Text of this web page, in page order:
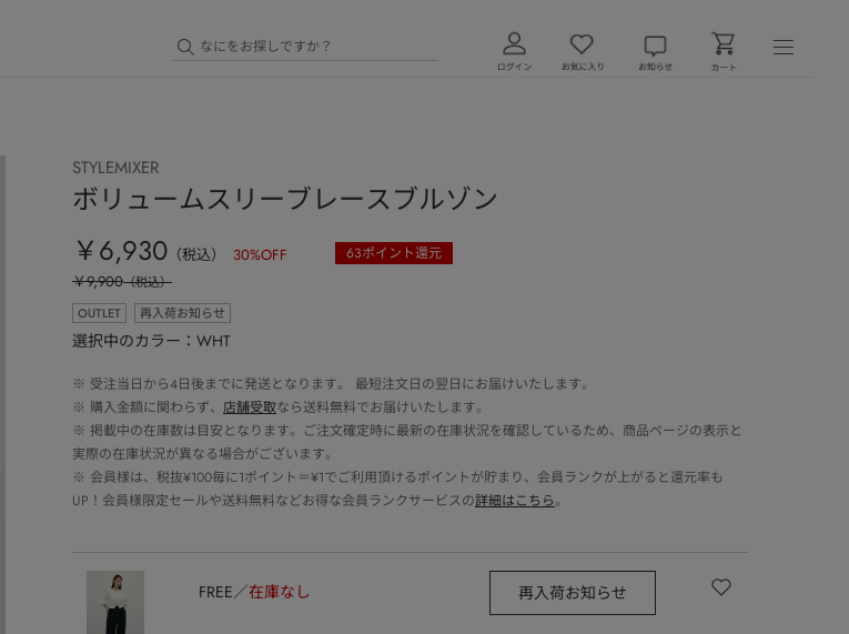
STYLEMIXER
ボリュームスリーブレースブルゾン
￥6,930 （税込） 30%OFF 63ポイント還元
￥9,900（税込）
OUTLET
再入荷お知らせ
選択中のカラー：WHT
※ 受注当日から4日後までに発送となります。 最短注文日の翌日にお届けいたします。
※ 購入金額に関わらず、 店舗受取なら送料無料でお届けいたします。
※ 掲載中の在庫数は目安となります。ご注文確定時に最新の在庫状況を確認しているため、商品ページの表示と
実際の在庫状況が異なる場合がございます。
※ 会員様は、税抜¥100毎に1ポイント＝¥1でご利用頂けるポイントが貯まり、会員ランクが上がると還元率も
UP！会員様限定セールや送料無料などお得な会員ランクサービスの詳細はこちら。
FREE 在庫なし 再入荷お知らせ